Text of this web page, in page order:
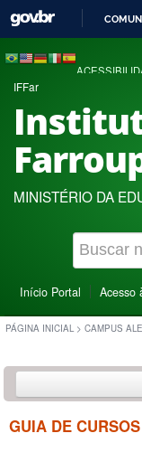
IFFar
MINISTÉRIO DA
Início Portal Acesso
PÁGINA INICIAL > CAMPUS
GUIA DE CURSOS